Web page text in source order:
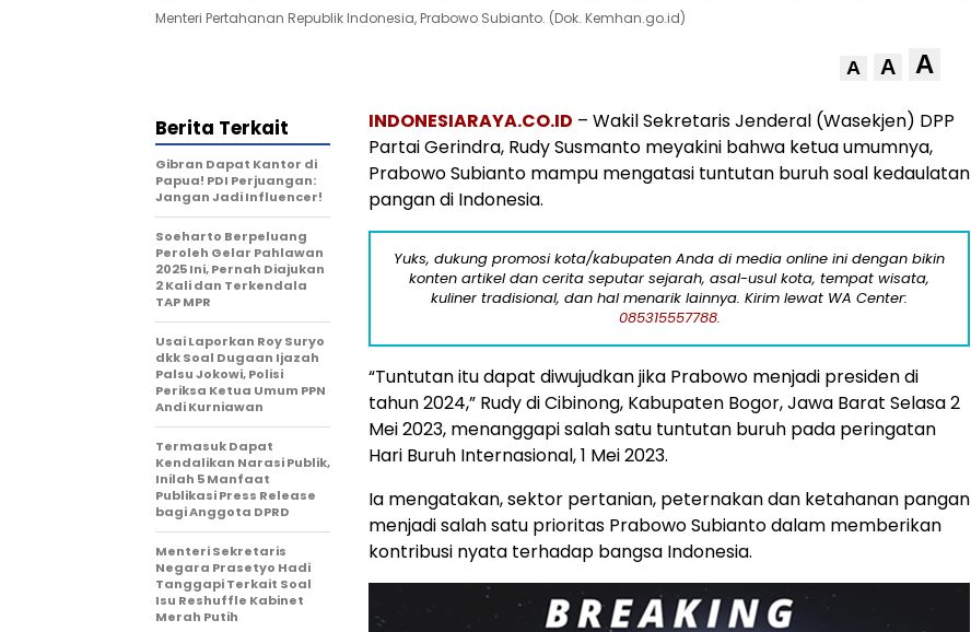
Menteri Pertahanan Republik Indonesia, Prabowo Subianto. (Dok. Kemhan.go.id)
A A A
INDONESIARAYA.CO.ID – Wakil Sekretaris Jenderal (Wasekjen) DPP
Partai Gerindra, Rudy Susmanto meyakini bahwa ketua umumnya,
Prabowo Subianto mampu mengatasi tuntutan buruh soal kedaulatan
pangan di Indonesia.
Yuks, dukung promosi kota/kabupaten Anda di media online ini dengan bikin
konten artikel dan cerita seputar sejarah, asal-usul kota, tempat wisata,
kuliner tradisional, dan hal menarik lainnya. Kirim lewat WA Center:
085315557788.
“Tuntutan itu dapat diwujudkan jika Prabowo menjadi presiden di
tahun 2024,” Rudy di Cibinong, Kabupaten Bogor, Jawa Barat Selasa 2
Mei 2023, menanggapi salah satu tuntutan buruh pada peringatan
Hari Buruh Internasional, 1 Mei 2023.
Ia mengatakan, sektor pertanian, peternakan dan ketahanan pangan
menjadi salah satu prioritas Prabowo Subianto dalam memberikan
kontribusi nyata terhadap bangsa Indonesia.
Berita Terkait
Gibran Dapat Kantor di
Papua! PDI Perjuangan:
Jangan Jadi Influencer!
Soeharto Berpeluang
Peroleh Gelar Pahlawan
2025 Ini, Pernah Diajukan
2 Kali dan Terkendala
TAP MPR
Usai Laporkan Roy Suryo
dkk Soal Dugaan Ijazah
Palsu Jokowi, Polisi
Periksa Ketua Umum PPN
Andi Kurniawan
Termasuk Dapat
Kendalikan Narasi Publik,
Inilah 5 Manfaat
Publikasi Press Release
bagi Anggota DPRD
Menteri Sekretaris
Negara Prasetyo Hadi
Tanggapi Terkait Soal
Isu Reshuffle Kabinet
Merah Putih